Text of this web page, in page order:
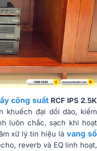
công suấtRCF IPS 2.5K
khuếch đại dồi dào, kiểm
luôn chắc, sạch khi hoạt
xử lý tín hiệu làvang số
reverb và EQ linh hoạt,